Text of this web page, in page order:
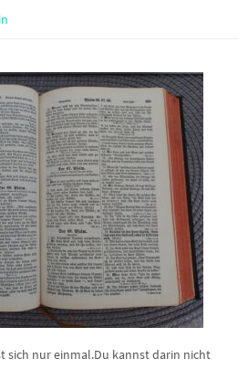
sich nur einmal.Du kannst darin nicht